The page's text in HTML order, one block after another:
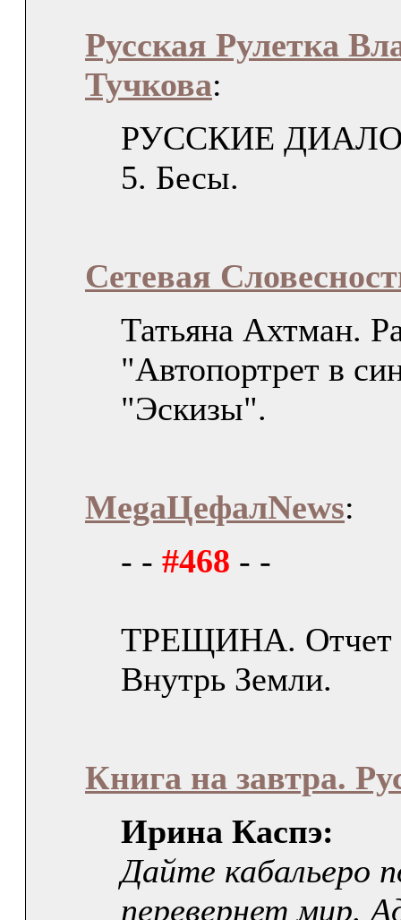
Русская Рулетка
Тучкова:
РУССКИЕ
5. Бесы.
Сетевая
Татьяна Ахтман.
"Автопортрет в
"Эскизы".
MegaЦефалNews:
- - #468 - -
ТРЕЩИНА. Отчет
Внутрь Земли.
Книга на завтра.
Ирина Каспэ:
Дайте кабальеро
перевернет мир.